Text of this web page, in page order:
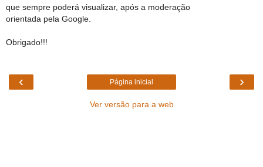
que sempre poderá visualizar, após a moderação
orientada pela Google.
Obrigado!!!
‹ ›
Página inicial
Ver versão para a web